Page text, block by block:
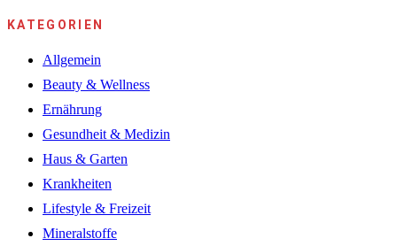
KATEGORIEN
Allgemein
Beauty & Wellness
Ernährung
Gesundheit & Medizin
Haus & Garten
Krankheiten
Lifestyle & Freizeit
Mineralstoffe